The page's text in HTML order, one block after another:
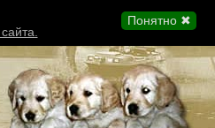
Понятно ✖